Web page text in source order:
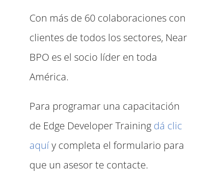
Con más de 60 colaboraciones con
clientes de todos los sectores, Near
BPO es el socio líder en toda
América.
Para programar una capacitación
de Edge Developer Training dá clic
aquíy completa el formulario para
que un asesor te contacte.